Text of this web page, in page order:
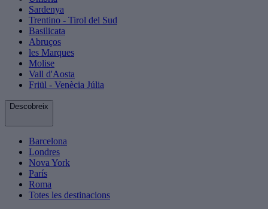
Sardenya
Trentino - Tirol del Sud
Basilicata
Abruços
les Marques
Molise
Vall d'Aosta
Friül - Venècia Júlia
Descobreix
Barcelona
Londres
Nova York
París
Roma
Totes les destinacions